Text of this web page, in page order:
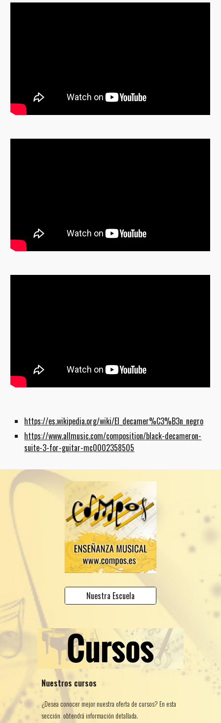
https://es.wikipedia.org/wiki/El_decamer%C3%B3n_negro
https://www.allmusic.com/composition/black-decameron-
suite-3-for-guitar-mc0002358505
Nuestra Escuela
Nuestros cursos
¿Desea conocer mejor nuestra oferta de cursos? En esta
sección obtendrá información detallada.